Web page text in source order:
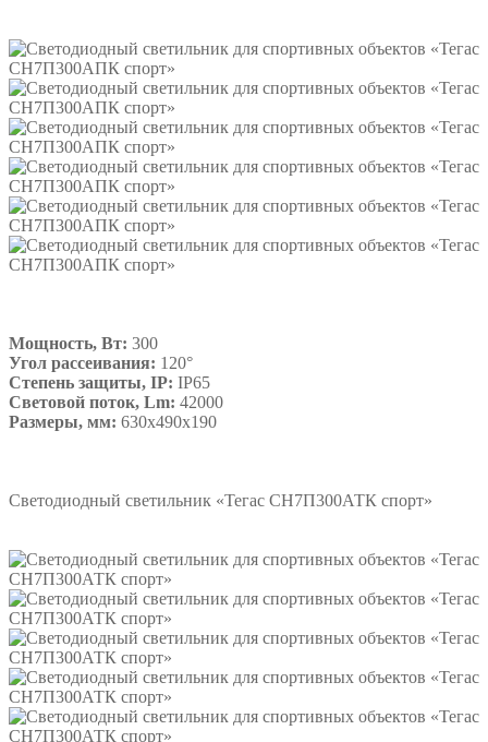
Мощность, Вт: 300
Угол рассеивания: 120°
Степень защиты, IP: IP65
Световой поток, Lm: 42000
Размеры, мм: 630х490х190
Светодиодный светильник «Тегас СН7П300АТК спорт»